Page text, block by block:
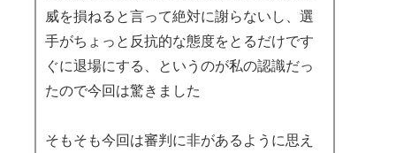
威を損ねると言って絶対に謝らないし、選
手がちょっと反抗的な態度をとるだけです
ぐに退場にする、というのが私の認識だっ
たので今回は驚きました
そもそも今回は審判に非があるように思え